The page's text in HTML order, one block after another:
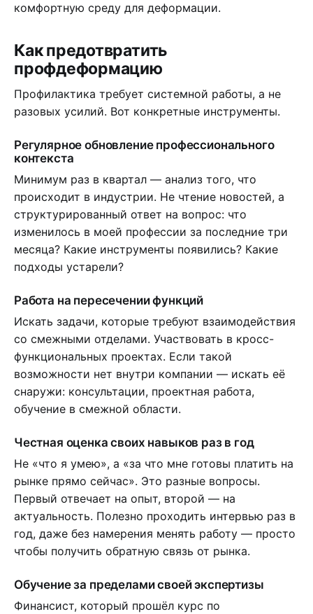
комфортную среду для деформации.
Как предотвратить
профдеформацию
Профилактика требует системной работы, а не
разовых усилий. Вот конкретные инструменты.
Регулярное обновление профессионального
контекста
Минимум раз в квартал — анализ того, что
происходит в индустрии. Не чтение новостей, а
структурированный ответ на вопрос: что
изменилось в моей профессии за последние три
месяца? Какие инструменты появились? Какие
подходы устарели?
Работа на пересечении функций
Искать задачи, которые требуют взаимодействия
со смежными отделами. Участвовать в кросс-
функциональных проектах. Если такой
возможности нет внутри компании — искать её
снаружи: консультации, проектная работа,
обучение в смежной области.
Честная оценка своих навыков раз в год
Не «что я умею», а «за что мне готовы платить на
рынке прямо сейчас». Это разные вопросы.
Первый отвечает на опыт, второй — на
актуальность. Полезно проходить интервью раз в
год, даже без намерения менять работу — просто
чтобы получить обратную связь от рынка.
Обучение за пределами своей экспертизы
Финансист, который прошёл курс по